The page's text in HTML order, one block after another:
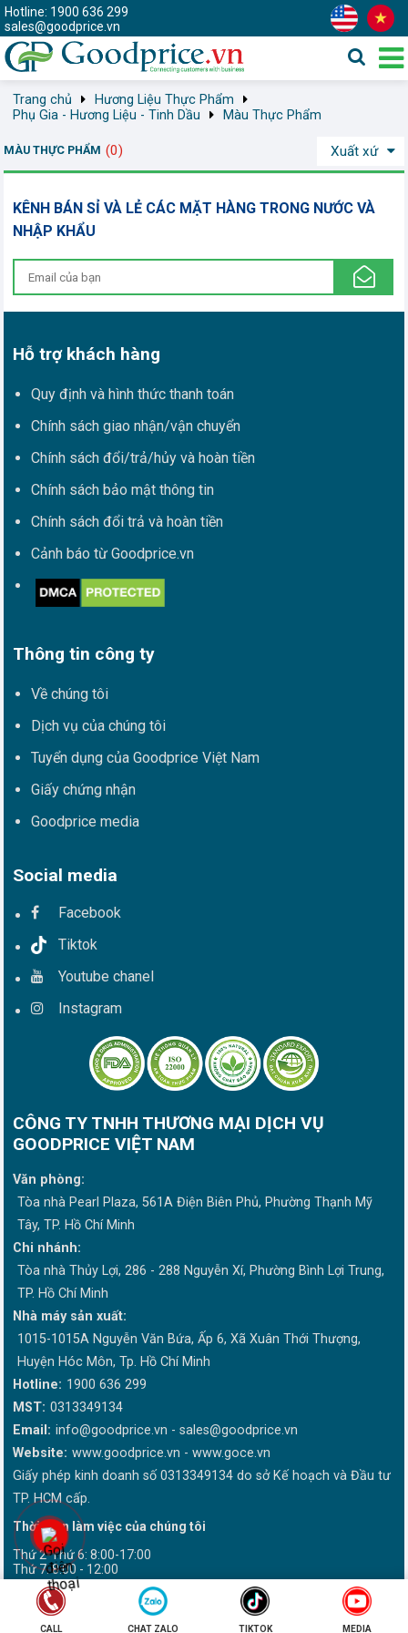
Hotline: 1900 636 299
sales@goodprice.vn
Trang chủ
Hương Liệu Thực Phẩm
Phụ Gia - Hương Liệu - Tinh Dầu
Màu Thực Phẩm
MÀU THỰC PHẨM (0) Xuất xứ
KÊNH BÁN SỈ VÀ LẺ CÁC MẶT HÀNG TRONG NƯỚC VÀ
NHẬP KHẨU
Hỗ trợ khách hàng
Quy định và hình thức thanh toán
Chính sách giao nhận/vận chuyển
Chính sách đổi/trả/hủy và hoàn tiền
Chính sách bảo mật thông tin
Chính sách đổi trả và hoàn tiền
Cảnh báo từ Goodprice.vn
Thông tin công ty
Về chúng tôi
Dịch vụ của chúng tôi
Tuyển dụng của Goodprice Việt Nam
Giấy chứng nhận
Goodprice media
Social media
Facebook
Tiktok
Youtube chanel
Instagram
CÔNG TY TNHH THƯƠNG MẠI DỊCH VỤ
GOODPRICE VIỆT NAM
Văn phòng:
Tòa nhà Pearl Plaza, 561A Điện Biên Phủ, Phường Thạnh Mỹ
Tây, TP. Hồ Chí Minh
Chi nhánh:
Tòa nhà Thủy Lợi, 286 - 288 Nguyễn Xí, Phường Bình Lợi Trung,
TP. Hồ Chí Minh
Nhà máy sản xuất:
1015-1015A Nguyễn Văn Bứa, Ấp 6, Xã Xuân Thới Thượng,
Huyện Hóc Môn, Tp. Hồ Chí Minh
Hotline: 1900 636 299
MST: 0313349134
Email: info@goodprice.vn - sales@goodprice.vn
Website: www.goodprice.vn - www.goce.vn
Giấy phép kinh doanh số 0313349134 do sở Kế hoạch và Đầu tư
TP. HCM cấp.
Thời gian làm việc của chúng tôi
Thứ 2-Thứ 6: 8:00-17:00
Thứ 7: 8:00 - 12:00
Website được bảo trợ nội dung bởi DMCA Hoa Kỳ vui lòng ghi rõ
nguồn "Goodprice.vn" khi phát hành lại thông tin.
CALL CHAT ZALO TIKTOK MEDIA